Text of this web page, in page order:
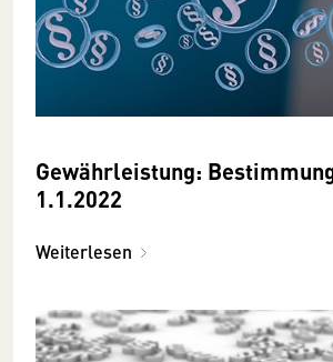
Gewährleistung:
1.1.2022
Weiterlesen